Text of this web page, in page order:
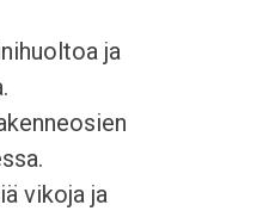
ja
vikoja ja